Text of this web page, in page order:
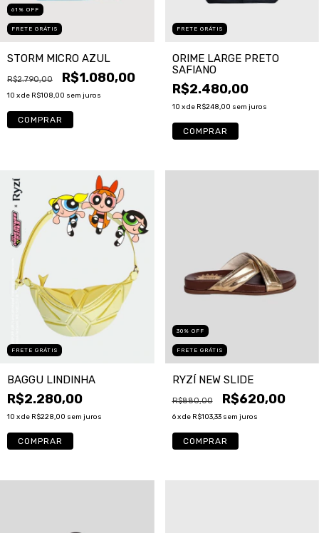
61 % OFF
FRETE GRÁTIS
STORM MICRO AZUL
R$2.790,00 R$1.080,00
10 x de R$108,00 sem juros
COMPRAR
FRETE GRÁTIS
ORIME LARGE PRETO
SAFIANO
R$2.480,00
10 x de R$248,00 sem juros
FRETE GRÁTIS
BAGGU LINDINHA
R$2.280,00
10 x de R$228,00 sem juros
30 % OFF
FRETE GRÁTIS
RYZÍ NEW SLIDE
R$880,00 R$620,00
6 x de R$103,33 sem juros
COMPRAR